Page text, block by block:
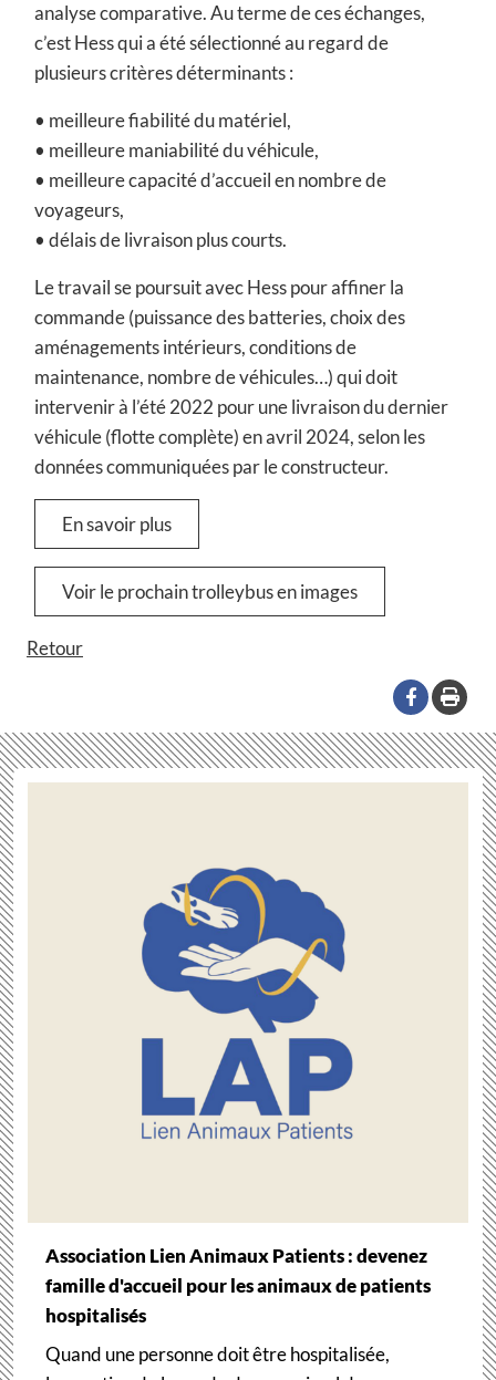
analyse comparative. Au terme de ces échanges,
c’est Hess qui a été sélectionné au regard de
plusieurs critères déterminants :
• meilleure fiabilité du matériel,
• meilleure maniabilité du véhicule,
• meilleure capacité d’accueil en nombre de
voyageurs,
• délais de livraison plus courts.
Le travail se poursuit avec Hess pour affiner la
commande (puissance des batteries, choix des
aménagements intérieurs, conditions de
maintenance, nombre de véhicules…) qui doit
intervenir à l’été 2022 pour une livraison du dernier
véhicule (flotte complète) en avril 2024, selon les
données communiquées par le constructeur.
En savoir plus
Voir le prochain trolleybus en images
Retour
Association Lien Animaux Patients : devenez
famille d'accueil pour les animaux de patients
hospitalisés
Quand une personne doit être hospitalisée,